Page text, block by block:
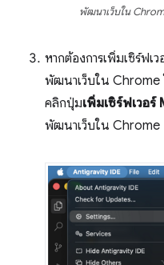
พัฒนาเว็บใน
หากต้องการเพิ่มเซิร์ฟเ
พัฒนาเว็บใน Chrome
คลิกปุ่มเพิ่มเซิร์ฟเวอร์
พัฒนาเว็บใน Chrome